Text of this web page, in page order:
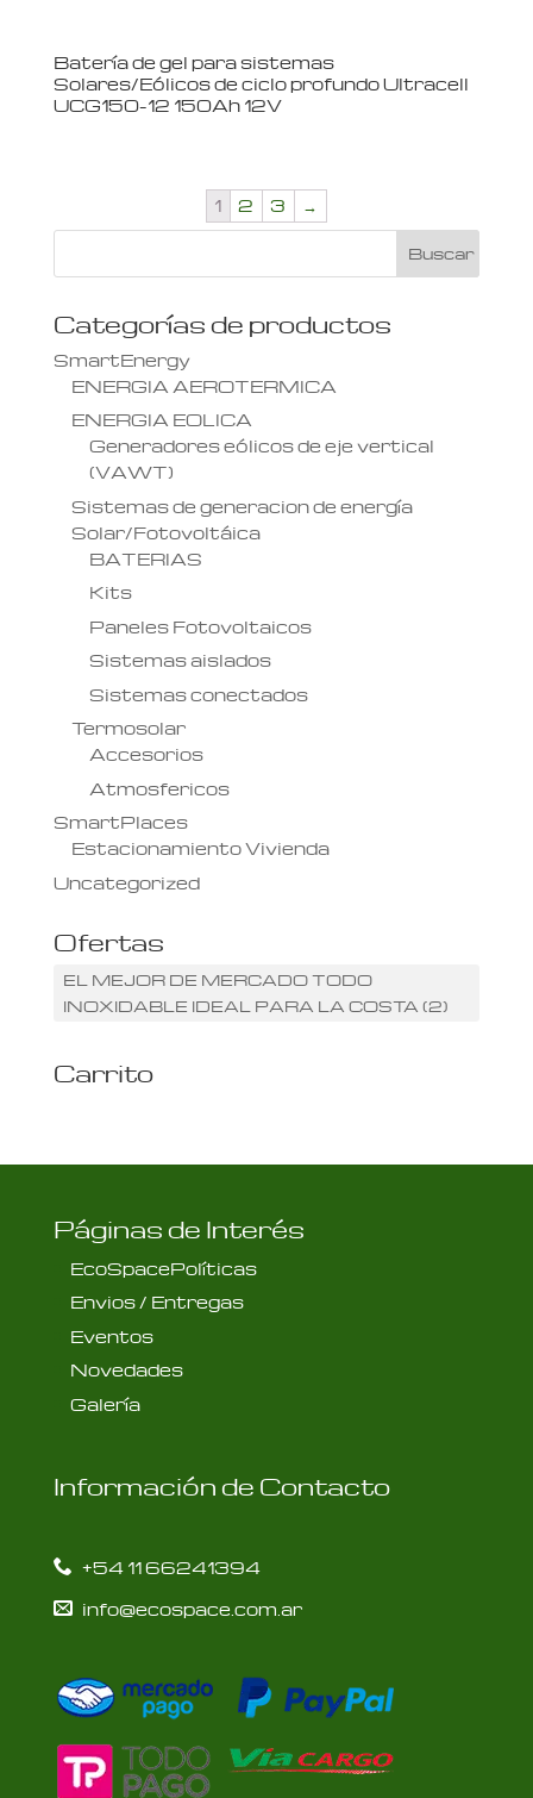
Batería de gel para sistemas
Solares/Eólicos de ciclo profundo Ultracell
UCG150-12 150Ah 12V
1 2 3 →
Categorías de productos
SmartEnergy
ENERGIA AEROTERMICA
ENERGIA EOLICA
Generadores eólicos de eje vertical
(VAWT)
Sistemas de generacion de energía
Solar/Fotovoltáica
BATERIAS
Kits
Paneles Fotovoltaicos
Sistemas aislados
Sistemas conectados
Termosolar
Accesorios
Atmosfericos
SmartPlaces
Estacionamiento Vivienda
Uncategorized
Ofertas
EL MEJOR DE MERCADO TODO
INOXIDABLE IDEAL PARA LA COSTA (2)
Carrito
Páginas de Interés
EcoSpacePolíticas
Envios / Entregas
Eventos
Novedades
Galería
Información de Contacto
+54 11 66241394
info@ecospace.com.ar